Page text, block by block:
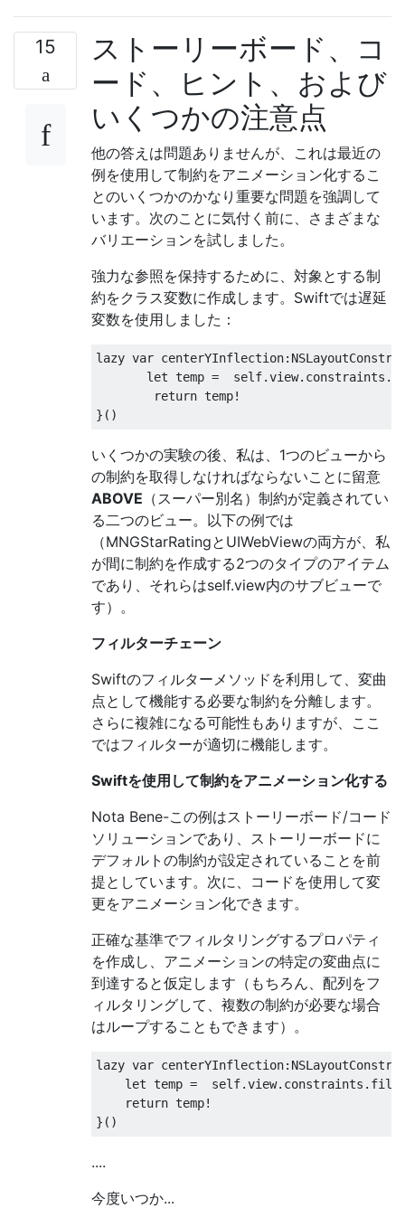
15
ストーリーボード、コ
ード、ヒント、および
いくつかの注意点
他の答えは問題ありませんが、これは最近の
例を使用して制約をアニメーション化するこ
とのいくつかのかなり重要な問題を強調して
います。次のことに気付く前に、さまざまな
バリエーションを試しました。
強力な参照を保持するために、対象とする制
約をクラス変数に作成します。Swiftでは遅延
変数を使用しました：
lazy var centerYInflection:
       let temp
=
  self
.view. constraints .
return temp!
}()
いくつかの実験の後、私は、1つのビューから
の制約を取得しなければならないことに留意
ABOVE （スーパー別名）制約が定義されてい
る二つのビュー。以下の例では
（MNGStarRatingとUIWebViewの両方が、私
が間に制約を作成する2つのタイプのアイテム
であり、それらはself.view内のサブビューで
す）。
フィルターチェーン
Swiftのフィルターメソッドを利用して、変曲
点として機能する必要な制約を分離します。
さらに複雑になる可能性もありますが、ここ
ではフィルターが適切に機能します。
Swiftを使用して制約をアニメーション化する
Nota Bene-この例はストーリーボード/コード
ソリューションであり、ストーリーボードに
デフォルトの制約が設定されていることを前
提としています。次に、コードを使用して変
更をアニメーション化できます。
正確な基準でフィルタリングするプロパティ
を作成し、アニメーションの特定の変曲点に
到達すると仮定します（もちろん、配列をフ
ィルタリングして、複数の制約が必要な場合
はループすることもできます）。
lazy var centerYInflection:
    let temp
=
  self
.view. constraints .
return temp!
}()
....
今度いつか...